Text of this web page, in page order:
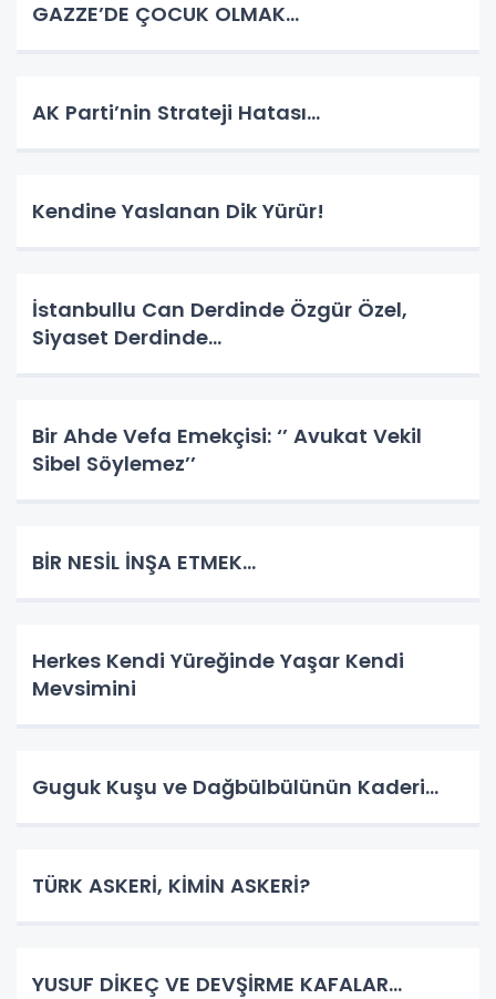
GAZZE’DE ÇOCUK OLMAK…
AK Parti’nin Strateji Hatası…
Kendine Yaslanan Dik Yürür!
İstanbullu Can Derdinde Özgür Özel,
Siyaset Derdinde…
Bir Ahde Vefa Emekçisi: ‘’ Avukat Vekil
Sibel Söylemez’’
BİR NESİL İNŞA ETMEK…
Herkes Kendi Yüreğinde Yaşar Kendi
Mevsimini
Guguk Kuşu ve Dağbülbülünün Kaderi…
TÜRK ASKERİ, KİMİN ASKERİ?
YUSUF DİKEÇ VE DEVŞİRME KAFALAR…